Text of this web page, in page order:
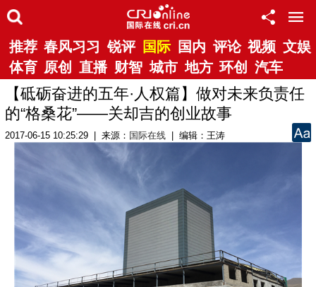
推荐 春风习习 锐评 国际 国内 评论 视频 文娱
体育 原创 直播 财智 城市 地方 环创 汽车
【砥砺奋进的五年·人权篇】做对未来负责任
的“格桑花”——关却吉的创业故事
2017-06-15 10:25:29 | 来源： 国际在线 | 编辑：王涛